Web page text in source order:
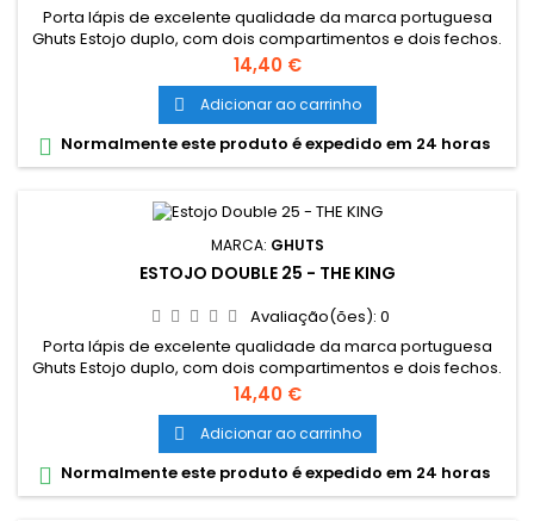
Porta lápis de excelente qualidade da marca portuguesa
Ghuts Estojo duplo, com dois compartimentos e dois fechos.
Dimensões: 20,5 x 9,5 x 8 cm Características: Polyester 600D;
Fechos e cursor certificados YKK
Preço
14,40 €
 Adicionar ao carrinho
 Normalmente este produto é expedido em 24 horas
MARCA: GHUTS
ESTOJO DOUBLE 25 - THE KING
Avaliação(ões): 0
Porta lápis de excelente qualidade da marca portuguesa
Ghuts Estojo duplo, com dois compartimentos e dois fechos.
Dimensões: 20,5 x 9,5 x 8 cm Características: Polyester 600D;
Fechos e cursor certificados YKK
Preço
14,40 €
 Adicionar ao carrinho
 Normalmente este produto é expedido em 24 horas